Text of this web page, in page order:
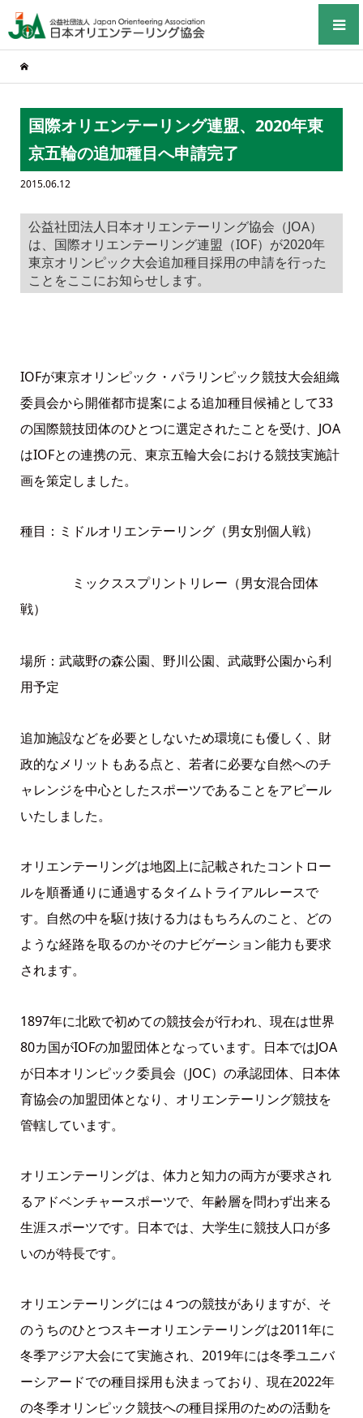
国際オリエンテーリング連盟、2020年東
京五輪の追加種目へ申請完了
2015.06.12
公益社団法人日本オリエンテーリング協会（JOA）
は、国際オリエンテーリング連盟（IOF）が2020年
東京オリンピック大会追加種目採用の申請を行った
ことをここにお知らせします。
IOFが東京オリンピック・パラリンピック競技大会組織
委員会から開催都市提案による追加種目候補として33
の国際競技団体のひとつに選定されたことを受け、JOA
はIOFとの連携の元、東京五輪大会における競技実施計
画を策定しました。
種目：ミドルオリエンテーリング（男女別個人戦）
ミックススプリントリレー（男女混合団体
戦）
場所：武蔵野の森公園、野川公園、武蔵野公園から利
用予定
追加施設などを必要としないため環境にも優しく、財
政的なメリットもある点と、若者に必要な自然へのチ
ャレンジを中心としたスポーツであることをアピール
いたしました。
オリエンテーリングは地図上に記載されたコントロー
ルを順番通りに通過するタイムトライアルレースで
す。自然の中を駆け抜ける力はもちろんのこと、どの
ような経路を取るのかそのナビゲーション能力も要求
されます。
1897年に北欧で初めての競技会が行われ、現在は世界
80カ国がIOFの加盟団体となっています。日本ではJOA
が日本オリンピック委員会（JOC）の承認団体、日本体
育協会の加盟団体となり、オリエンテーリング競技を
管轄しています。
オリエンテーリングは、体力と知力の両方が要求され
るアドベンチャースポーツで、年齢層を問わず出来る
生涯スポーツです。日本では、大学生に競技人口が多
いのが特長です。
オリエンテーリングには４つの競技がありますが、そ
のうちのひとつスキーオリエンテーリングは2011年に
冬季アジア大会にて実施され、2019年には冬季ユニバ
ーシアードでの種目採用も決まっており、現在2022年
の冬季オリンピック競技への種目採用のための活動を